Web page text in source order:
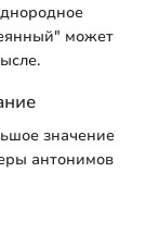
может
значение
антонимов